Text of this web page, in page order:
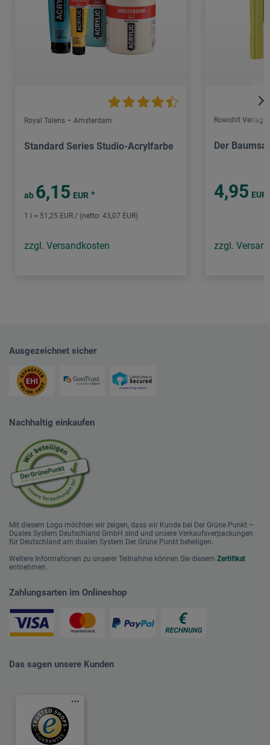
Royal Talens – Amsterdam
Standard Series Studio-Acrylfarbe
ab 6,15 EUR *
1 l = 51,25 EUR / (netto: 43,07 EUR)
zzgl. Versandkosten
Rowohlt Verlag
Der
4,95 EUR
zzgl.
Ausgezeichnet sicher
Nachhaltig einkaufen
Mit diesem Logo möchten wir zeigen, dass wir Kunde bei Der Grüne Punkt –
Duales System Deutschland GmbH sind und unsere Verkaufsverpackungen
für Deutschland am dualen System Der Grüne Punkt beteiligen.
Weitere Informationen zu unserer Teilnahme können Sie diesem Zertifikat
entnehmen.
Zahlungsarten im Onlineshop
Das sagen unsere Kunden